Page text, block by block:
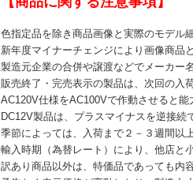
色指定品を除き商品画像と実際のモデル
新年度マイナーチェンジにより画像商品
製造元企業の合併や譲渡などでメーカー
販売終了・完売表示の製品は、次回の入
AC120V仕様をAC100Vで作動させると
DC12V製品は、プラスマイナスを逆接
季節によっては、入荷まで２－３週間以
輸入時期（為替レート）により、他店と
訳あり商品以外は、特価品であっても内